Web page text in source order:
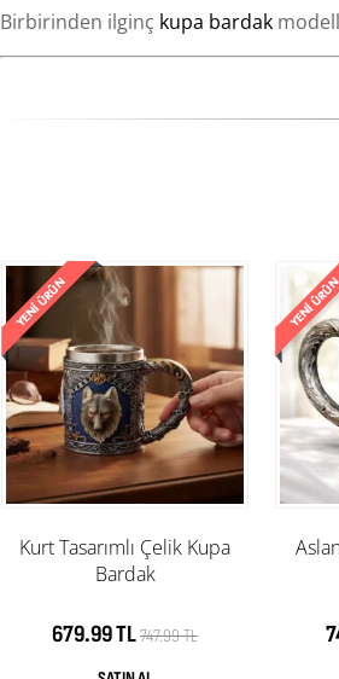
Birbirinden ilginç kupa bardak
Kurt Tasarımlı Çelik Kupa
Bardak
679.99 TL747.99 TL